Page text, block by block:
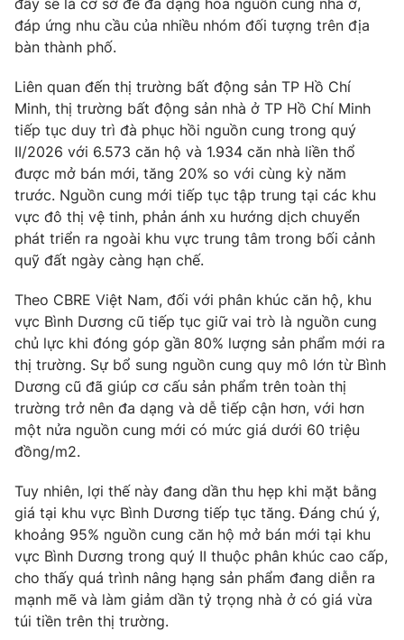
VTV Sức khoẻ Bất động sản
VTV4 Vươn mình bằng AI
VTV9 VTV8
Liên hệ tòa soạn English
THỜI BÁO VTV
Theo dõi báo trên
Cơ quan chủ quản:
Cơ quan báo chí:Thời báo VTV
Giấy phép hoạt động báo in và báo điện tử số 483/GP-BTTTT
cấp ngày 29/12/2023
Tổng Biên tập:Vũ Thanh Thủy
Phó Tổng Biên tập:Nguyễn Thị Mỹ Hạnh, Phạm Quốc Thắng,
Nguyễn Trọng Ninh
Tổng đài VTV:024.38 355 931 - 024.38 355 932
đáp ứng nhu cầu của nhiều nhóm đối tượng trên địa
bàn thành phố.
Liên quan đến thị trường bất động sản TP Hồ Chí
Minh, thị trường bất động sản nhà ở TP Hồ Chí Minh
tiếp tục duy trì đà phục hồi nguồn cung trong quý
II/2026 với 6.573 căn hộ và 1.934 căn nhà liền thổ
được mở bán mới, tăng 20% so với cùng kỳ năm
trước. Nguồn cung mới tiếp tục tập trung tại các khu
vực đô thị vệ tinh, phản ánh xu hướng dịch chuyển
phát triển ra ngoài khu vực trung tâm trong bối cảnh
quỹ đất ngày càng hạn chế.
Theo CBRE Việt Nam, đối với phân khúc căn hộ, khu
vực Bình Dương cũ tiếp tục giữ vai trò là nguồn cung
chủ lực khi đóng góp gần 80% lượng sản phẩm mới ra
thị trường. Sự bổ sung nguồn cung quy mô lớn từ Bình
Dương cũ đã giúp cơ cấu sản phẩm trên toàn thị
trường trở nên đa dạng và dễ tiếp cận hơn, với hơn
một nửa nguồn cung mới có mức giá dưới 60 triệu
đồng/m2.
Tuy nhiên, lợi thế này đang dần thu hẹp khi mặt bằng
giá tại khu vực Bình Dương tiếp tục tăng. Đáng chú ý,
khoảng 95% nguồn cung căn hộ mở bán mới tại khu
vực Bình Dương trong quý II thuộc phân khúc cao cấp,
cho thấy quá trình nâng hạng sản phẩm đang diễn ra
mạnh mẽ và làm giảm dần tỷ trọng nhà ở có giá vừa
túi tiền trên thị trường.